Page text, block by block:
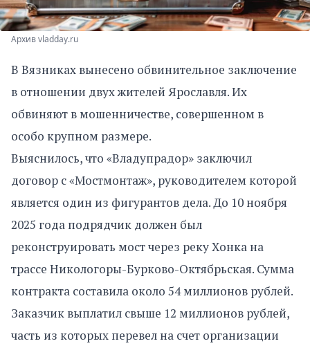
Архив vladday.ru
В Вязниках вынесено обвинительное заключение
в отношении двух жителей Ярославля. Их
обвиняют в мошенничестве, совершенном в
особо крупном размере.
Выяснилось, что «Владупрадор» заключил
договор с «Мостмонтаж», руководителем которой
является один из фигурантов дела. До 10 ноября
2025 года подрядчик должен был
реконструировать мост через реку Хонка на
трассе Никологоры-Бурково-Октябрьская. Сумма
контракта составила около 54 миллионов рублей.
Заказчик выплатил свыше 12 миллионов рублей,
часть из которых перевел на счет организации